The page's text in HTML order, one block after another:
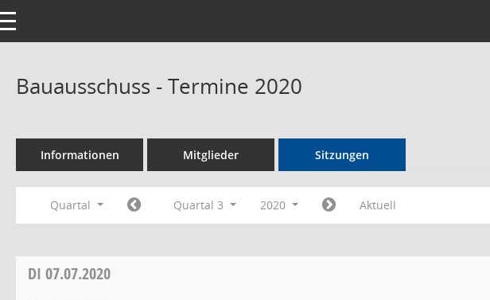
navigation
Bauausschuss - Termine 2020
Informationen Mitglieder Sitzungen
Quartal Quartal 3 2020 Aktuell
DI 07.07.2020